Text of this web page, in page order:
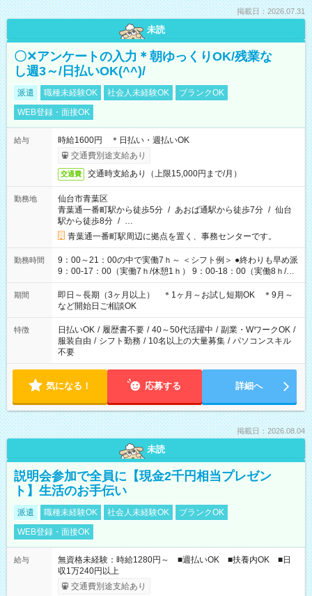
掲載日：2026.07.31
未読
〇✕アンケートの入力＊朝ゆっくりOK/残業な
し週3～/日払いOK(^^)/
派遣 職種未経験OK 社会人未経験OK
ブランクOK
WEB登録・面接OK
給与
時給1600円 ＊日払い・週払いOK
交通費別途支給あり
交通費 交通時支給あり（上限15,000円まで/月）
勤務地
仙台市青葉区
青葉通一番町駅から徒歩5分 / あおば通駅から徒歩7分 / 仙台
駅から徒歩8分 / …
青葉通一番町駅周辺に拠点を置く、事務センターです。
勤務時間
9：00～21：00の中で実働7ｈ～ ＜シフト例＞ ●終わりも早め派
9：00-17：00（実働7ｈ/休憩1ｈ） 9：00-18：00（実働8ｈ/休
憩1ｈ） 10：00-19：00（実働8ｈ/休憩1ｈ） ●朝ゆっくり派
11：00-20：00（実働8ｈ/休憩1ｈ） 12：00-20：00（実働7ｈ/
休憩1ｈ） 12：00-21：00（実働8ｈ/休憩1ｈ） 13：00-22：
00（実働8ｈ/休憩1ｈ） ＊時間帯固定OK
期間
即日～長期（3ヶ月以上） ＊1ヶ月～お試し短期OK ＊9月～
など開始日ご相談OK
特徴 日払いOK / 履歴書不要 / 40～50代活躍中 / 副業・WワークOK /
服装自由 / シフト勤務 / 10名以上の大量募集 / パソコンスキル
不要
気になる！ 応募する 詳細へ
掲載日：2026.08.04
未読
説明会参加で全員に【現金2千円相当プレゼン
ト】生活のお手伝い
派遣 職種未経験OK 社会人未経験OK
ブランクOK
WEB登録・面接OK
給与
無資格未経験：時給1280円～ ■週払いOK ■扶養内OK ■日
収1万240円以上
交通費別途支給あり